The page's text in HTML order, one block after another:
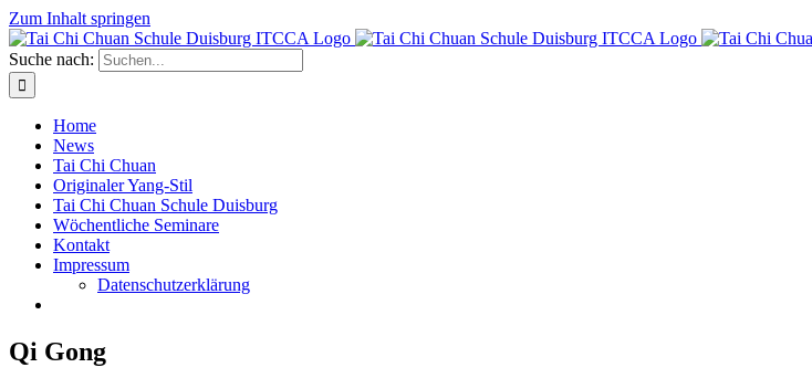
Zum Inhalt springen
Suche nach:
Home
News
Tai Chi Chuan
Originaler Yang-Stil
Tai Chi Chuan Schule Duisburg
Wöchentliche Seminare
Kontakt
Impressum
Datenschutzerklärung
Qi Gong